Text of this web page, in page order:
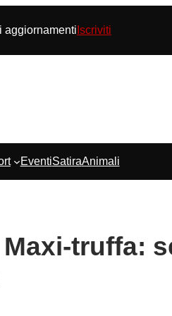
aggiornamenti Iscriviti
EventiSatiraAnimali
truffa: